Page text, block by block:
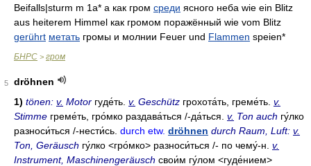
Beifalls|sturm m 1a* а как гром среди ясного неба wie ein Blitz
aus heiterem Himmel как громом поражённый wie vom Blitz
gerührt метать громы и молнии Feuer und Flammen speien*
БНРС > гром
5
dröhnen
1) tönen: v. Motor гуде́ть v. Geschütz грохота́ть греме́ть v.
Stimme греме́ть гро́мко раздава́ться /-да́ться v. Ton auch гу́лко
разноси́ться /-нести́сь durch etw. dröhnen durch Raum, Luft: v.
Ton, Geräusch гу́лко <гро́мко> разноси́ться /- по чему́-н v.
Instrument, Maschinengeräusch свои́м гу́лом <гуде́нием>